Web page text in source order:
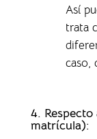
Así
trata
caso,
4.
matrícula):